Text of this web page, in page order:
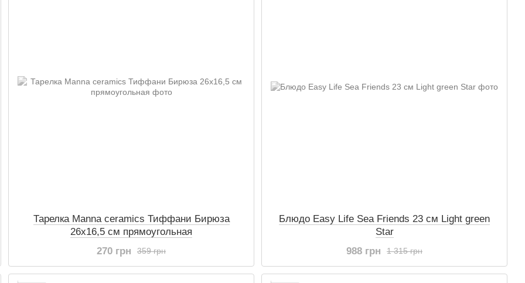
Тарелка Manna ceramics Тиффани Бирюза
26х16,5 см прямоугольная
359 грн
270 грн
Блюдо Easy Life Sea Friends 23 см Light green
Star
1 315 грн
988 грн